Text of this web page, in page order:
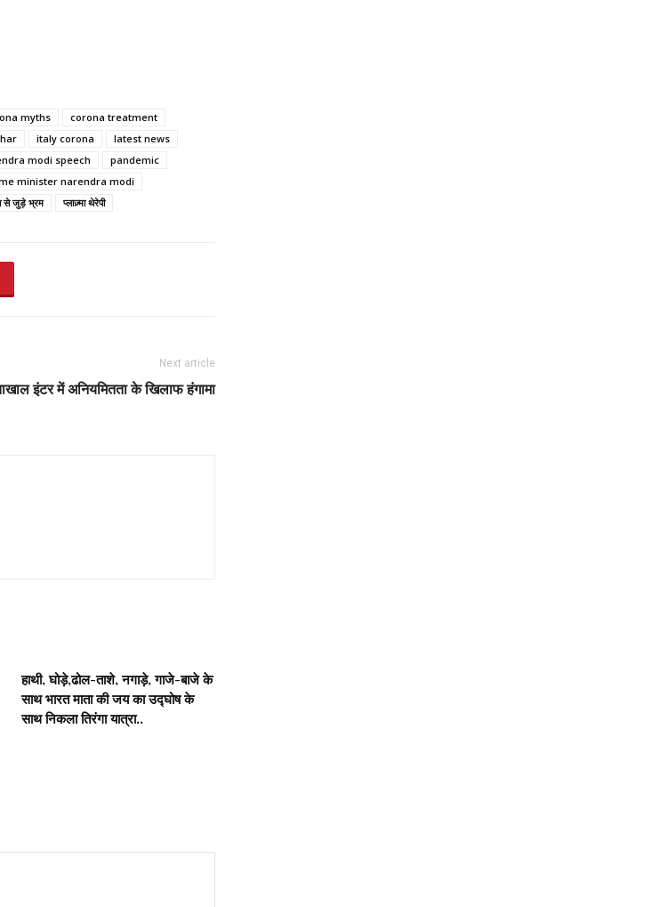
myths
corona treatment
italy corona
latest news
modi speech
pandemic
minister narendra modi
से जुड़े भ्रम प्लाज़्मा थेरेपी
Next article
इंटर में अनियमितता के खिलाफ हंगामा
हाथी, घोड़े,ढोल-ताशे, नगाड़े, गाजे-बाजे के
साथ भारत माता की जय का उद्घोष के
साथ निकला तिरंगा यात्रा..